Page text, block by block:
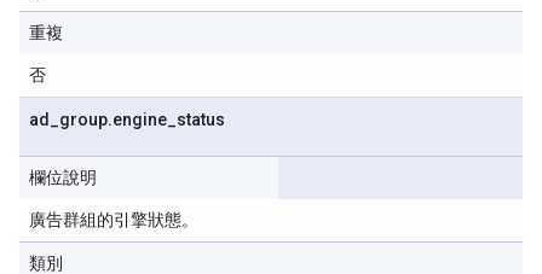
重複
否
ad group.engine status
欄位說明
廣告群組的引擎狀態。
類別